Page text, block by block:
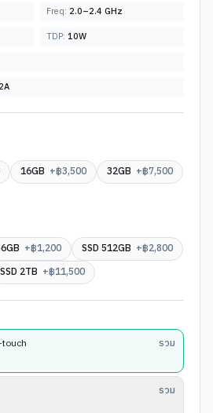
Freq: 2.0–2.4 GHz
TDP: 10W
16GB +฿3,500 32GB +฿7,500
+฿1,200 SSD 512GB +฿2,800
SSD 2TB +฿11,500
รวม
รวม